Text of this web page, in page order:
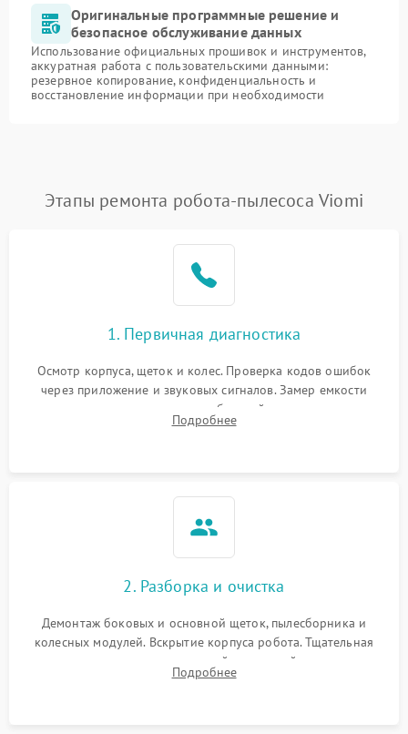
Оригинальные программные решение и
безопасное обслуживание данных
Использование официальных прошивок и инструментов,
аккуратная работа с пользовательскими данными:
резервное копирование, конфиденциальность и
восстановление информации при необходимости
Этапы ремонта робота-пылесоса Viomi
1. Первичная диагностика
Осмотр корпуса, щеток и колес. Проверка кодов ошибок
через приложение и звуковых сигналов. Замер емкости
аккумулятора и тестирование базовой станции зарядки.
Оценка работы лидара, бампера и датчиков падения для
Подробнее
2. Разборка и очистка
Демонтаж боковых и основной щеток, пылесборника и
колесных модулей. Вскрытие корпуса робота. Тщательная
очистка внутренних полостей, шестерней и плат от
скопившейся пыли, волос и шерсти животных с
Подробнее